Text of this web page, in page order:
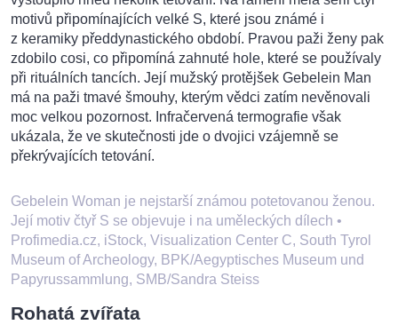
motivů připomínajících velké S, které jsou známé i
z keramiky předdynastického období. Pravou paži ženy pak
zdobilo cosi, co připomíná zahnuté hole, které se používaly
při rituálních tancích. Její mužský protějšek Gebelein Man
má na paži tmavé šmouhy, kterým vědci zatím nevěnovali
moc velkou pozornost. Infračervená termografie však
ukázala, že ve skutečnosti jde o dvojici vzájemně se
překrývajících tetování.
Gebelein Woman je nejstarší známou potetovanou ženou.
Její motiv čtyř S se objevuje i na uměleckých dílech •
Profimedia.cz, iStock, Visualization Center C, South Tyrol
Museum of Archeology, BPK/Aegyptisches Museum und
Papyrussammlung, SMB/Sandra Steiss
Rohatá zvířata